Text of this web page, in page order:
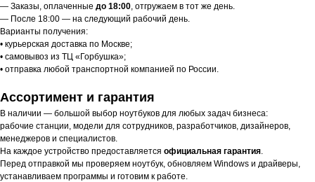
— Заказы, оплаченные до 18:00, отгружаем в тот же день.
— После 18:00 — на следующий рабочий день.
Варианты получения:
• курьерская доставка по Москве;
• самовывоз из ТЦ «Горбушка»;
• отправка любой транспортной компанией по России.
Ассортимент и гарантия
В наличии — большой выбор ноутбуков для любых задач бизнеса:
рабочие станции, модели для сотрудников, разработчиков, дизайнеров,
менеджеров и специалистов.
На каждое устройство предоставляется официальная гарантия.
Перед отправкой мы проверяем ноутбук, обновляем Windows и драйверы,
устанавливаем программы и готовим к работе.